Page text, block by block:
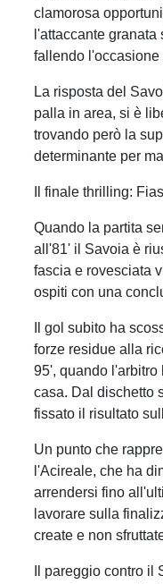
clamorosa
l'attaccante
fallendo l'occasione
La risposta del
palla in area, si è
trovando però la
determinante per
Il finale thrilling:
Quando la partita
all'81' il Savoia è
fascia e rovesciata
ospiti con una
Il gol subito ha
forze residue alla
95', quando
casa. Dal dischetto
fissato il risultato
Un punto che
l'Acireale, che ha
arrendersi fino
lavorare sulla
create e non
Il pareggio contro